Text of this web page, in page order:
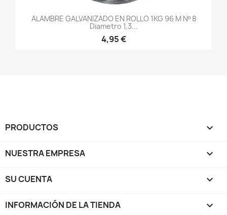
ALAMBRE GALVANIZADO EN ROLLO 1KG 96 M Nº 8
Diametro 1,3...
4,95 €
PRODUCTOS 
NUESTRA EMPRESA 
SU CUENTA 
INFORMACIÓN DE LA TIENDA keyboard_arrow_down